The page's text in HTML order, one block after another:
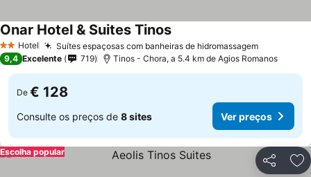
2 Estrelas
Hotel Suítes espaçosas com banheiras de hidromassagem
Onar Hotel & Suites Tinos
9,4 Excelente 719 Tinos - Chora, a 5.4 km de Agios Romanos
De € 128
Consulte os preços de 8 sites Ver preços
Partilhar
Escolha popular